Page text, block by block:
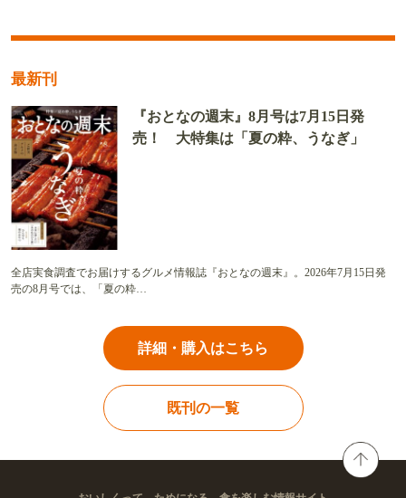
最新刊
『おとなの週末』8月号は7月15日発
売！ 大特集は「夏の粋、うなぎ」
全店実食調査でお届けするグルメ情報誌『おとなの週末』。2026年7月15日発
売の8月号では、「夏の粋…
詳細・購入はこちら
既刊の一覧